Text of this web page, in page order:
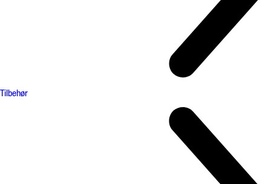
Tilbehør